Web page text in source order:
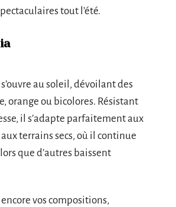
tout l’été.
s’ouvre au soleil, dévoilant des
orange ou bicolores. Résistant
il s’adapte parfaitement aux
terrains secs, où il continue
que d’autres baissent
vos compositions,